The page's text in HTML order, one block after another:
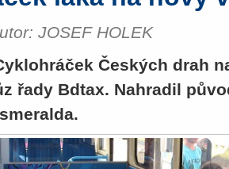
JOSEF HOLEK
Českých drah
řady Bdtax. Nahradil